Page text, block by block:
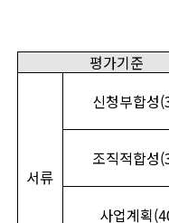
평가기준
서류
신청부합성
조직적합성
사업계획